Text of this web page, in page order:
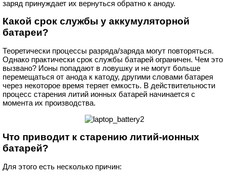
заряд принуждает их вернуться обратно к аноду.
Какой срок службы у аккумуляторной
батареи?
Теоретически процессы разряда/заряда могут повторяться.
Однако практически срок службы батарей ограничен. Чем это
вызвано? Ионы попадают в ловушку и не могут больше
перемещаться от анода к катоду, другими словами батарея
через некоторое время теряет емкость. В действительности
процесс старения литий ионных батарей начинается с
момента их производства.
Что приводит к старению литий-ионных
батарей?
Для этого есть несколько причин: